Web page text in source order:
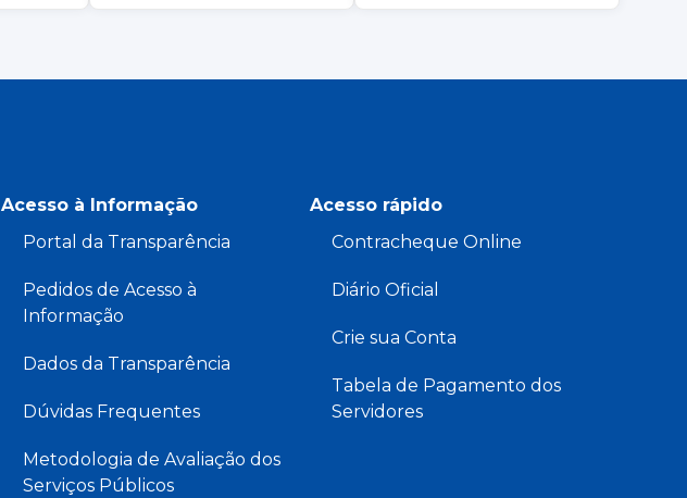
Acesso à Informação
Portal da Transparência
Pedidos de Acesso à
Informação
Dados da Transparência
Dúvidas Frequentes
Metodologia de Avaliação dos
Serviços Públicos
Acesso rápido
Contracheque Online
Diário Oficial
Crie sua Conta
Tabela de Pagamento dos
Servidores